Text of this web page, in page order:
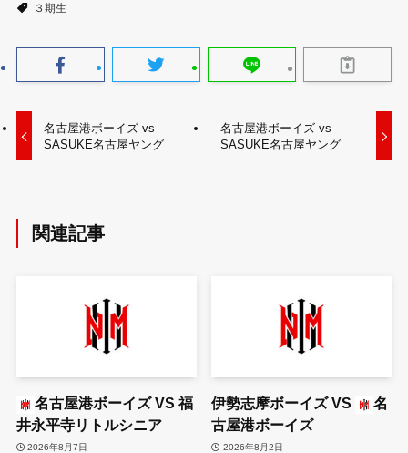
３期生
名古屋港ボーイズ vs
SASUKE名古屋ヤング
名古屋港ボーイズ vs
SASUKE名古屋ヤング
関連記事
名古屋港ボーイズVS 福
井永平寺リトルシニア
2026年8月7日
伊勢志摩ボーイズVS
名
古屋港ボーイズ
2026年8月2日